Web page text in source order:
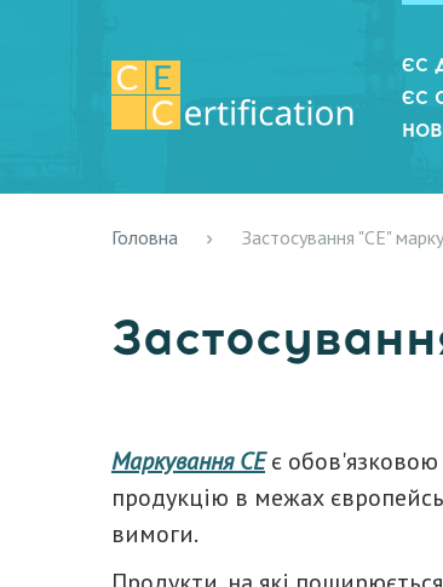
ЄС
ЄС
Головна Застосування "CE"
Маркування CEє
продукцію в межах
вимоги.